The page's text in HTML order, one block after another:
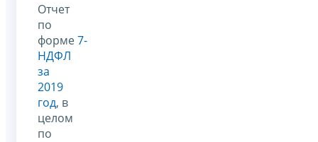
Отчет
по
форме7-
НДФЛ
за
2019
год, в
целом
по